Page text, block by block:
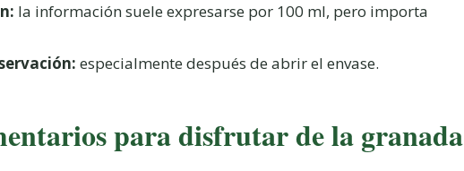
la información suele expresarse por 100 ml, pero importa
especialmente después de abrir el envase.
para disfrutar de la granada